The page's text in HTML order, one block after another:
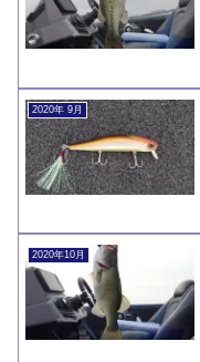
2020年 9月
2020年10月